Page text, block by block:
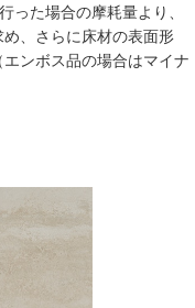
た場合の摩耗量より、
、さらに床材の表面形
ンボス品の場合はマイナ